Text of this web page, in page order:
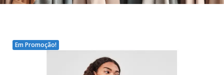
Em Promoção!